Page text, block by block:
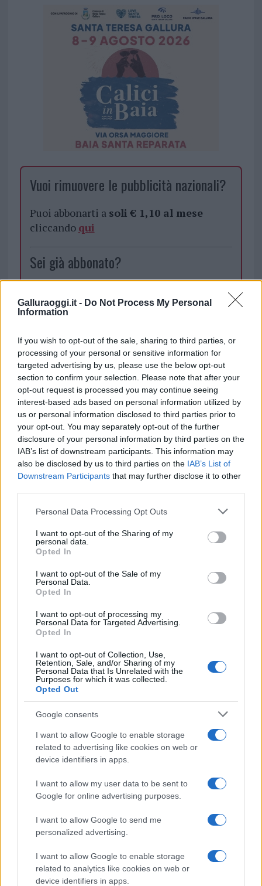
Galluraoggi.it - Do Not Process My Personal
Information
If you wish to opt-out of the sale, sharing to third parties, or
processing of your personal or sensitive information for
targeted advertising by us, please use the below opt-out
section to confirm your selection. Please note that after your
opt-out request is processed you may continue seeing
interest-based ads based on personal information utilized by
us or personal information disclosed to third parties prior to
your opt-out. You may separately opt-out of the further
disclosure of your personal information by third parties on the
IAB’s list of downstream participants. This information may
also be disclosed by us to third parties on the IAB’s List of
Downstream Participants that may further disclose it to other
Please note that this website/app uses one or more Google
not limited to your visit or usage behaviour. You may click to
grant or deny consent to Google and its third-party tags to
use your data for below specified purposes in below Google
consent section.
Personal Data Processing Opt Outs
I want to opt-out of the Sharing of my
personal data.
Opted In
I want to opt-out of the Sale of my
Personal Data.
Opted In
I want to opt-out of processing my
Personal Data for Targeted Advertising.
Opted In
I want to opt-out of Collection, Use,
Retention, Sale, and/or Sharing of my
Personal Data that Is Unrelated with the
Purposes for which it was collected.
Opted Out
Google consents
I want to allow Google to enable storage
related to advertising like cookies on web or
device identifiers in apps.
I want to allow my user data to be sent to
Google for online advertising purposes.
I want to allow Google to send me
personalized advertising.
I want to allow Google to enable storage
related to analytics like cookies on web or
device identifiers in apps.
Vuoi rimuovere le pubblicità nazionali?
Puoi abbonarti a soli € 1,10 al mese
cliccando qui
Sei già abbonato?
sezioneLogin dal menù del sito o
cliccando
TEMI: Capitaneria Di Olbia
Catamarano Budoni
Catamarano In Fiamme
Catamarano Porto Ottiolu
Guardia Costiera Olbia
Incendio Budoni
Incenmdio Porto Ottiolu
Notizie Budoni
Notizie Porto Ottiolu
Sardegna Catamarano
Inviaci le tue segnalazioni,
i tuoi video e le tue foto
Su WhatsApp al numero +39
345 356 7512
Entra nel canale telegram di
GalluraOggi.it
Ricevi le nostre ultime news
daGoogle News
Condividi l'articolo
F
ce
o
o
k
T
w
it
te
r
Pi
te
re
st
W
at
s
A
p
p
S
a
re
Articolo precedente
NOTIZIE RECENTI